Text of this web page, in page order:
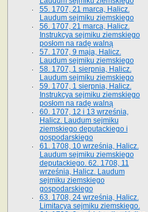
55. 1707, 21 marca, Halicz.
Laudum sejmiku ziemskiego
56. 1707, 21 marca, Halicz.
Instrukcya sejmiku ziemskiego
posłom na radę walną
57. 1707, 9 maja, Halicz.
Laudum sejmiku ziemskiego
58. 1707, 1 sierpnia, Halicz.
Laudum sejmiku ziemskiego
59. 1707, 1 sierpnia, Halicz.
Instrukcya sejmiku ziemskiego
posłom na radę walną
60. 1707, 12 i 13 września,
Halicz. Laudum sejmiku
ziemskiego deputackiego i
gospodarskiego
61. 1708, 10 września, Halicz.
Laudum sejmiku ziemskiego
deputackiego. 62. 1708, 11
września, Halicz. Laudum
sejmiku ziemskiego
gospodarskiego
63. 1708, 24 września, Halicz.
Limitacya sejmiku ziemskiego.